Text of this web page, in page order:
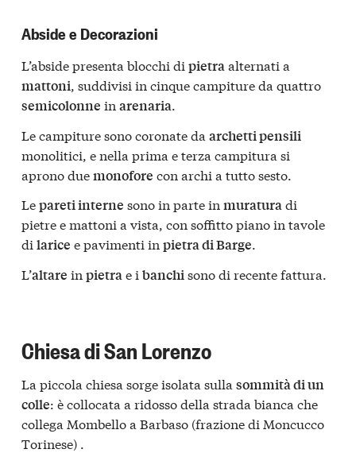
Abside e Decorazioni
L’abside presenta blocchi di pietraalternati a
mattoni, suddivisi in cinque campiture da quattro
semicolonne in arenaria.
Le campiture sono coronate da archetti pensili
monolitici, e nella prima e terza campitura si
aprono duemonofore con archi a tutto sesto.
Lepareti interne sono in parte in muraturadi
pietre e mattoni a vista, con soffitto piano in tavole
di larice e pavimenti in pietra di Barge.
L’altare in pietrae i banchisono di recente fattura.
Chiesa di San Lorenzo
La piccola chiesa sorge isolata sulla sommità di un
colle: è collocata a ridosso della strada bianca che
collega Mombello a Barbaso (frazione di Moncucco
Torinese) .